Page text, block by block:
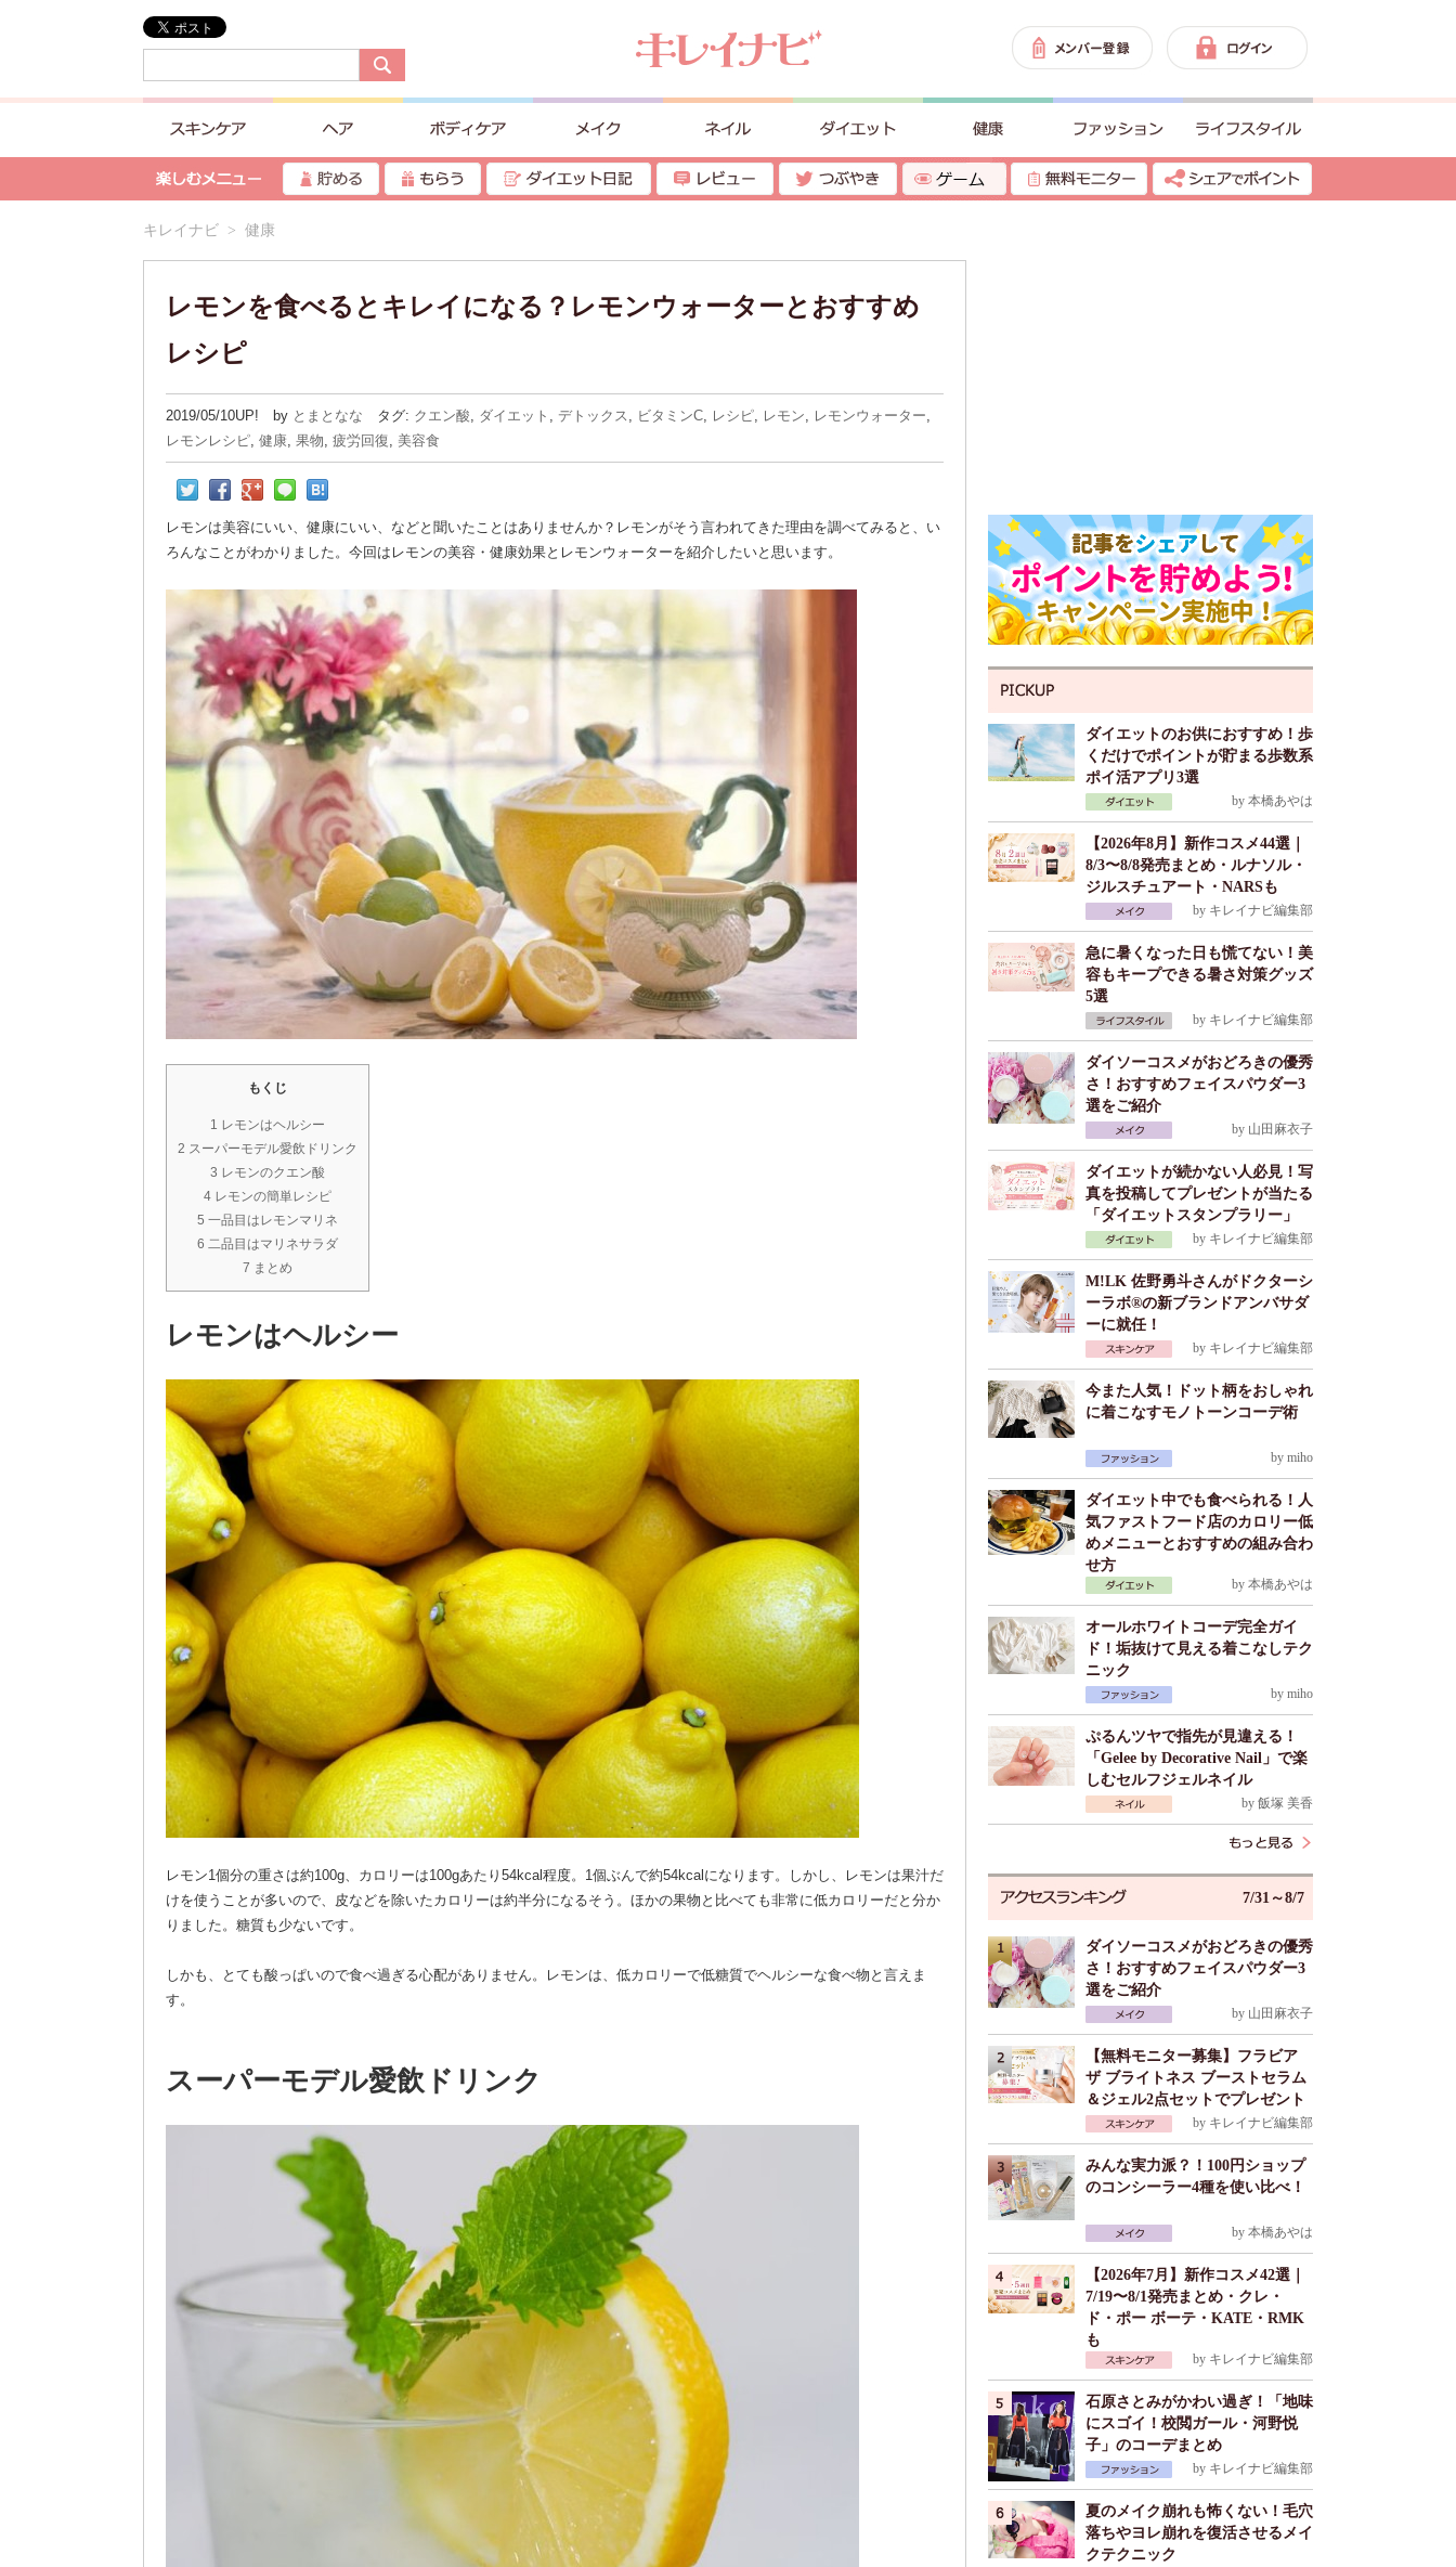
キレイナビ > 健康
レモンを食べるとキレイになる？レモンウォーターとおすすめ
レシピ
2019/05/10UP! by とまとなな タグ: クエン酸, ダイエット , デトックス , ビタミンC, レシピ, レモン, レモンウォーター,
レモンレシピ, 健康, 果物, 疲労回復, 美容食
レモンは美容にいい、健康にいい、などと聞いたことはありませんか？レモンがそう言われてきた理由を調べてみると、い
ろんなことがわかりました。今回はレモンの美容・健康効果とレモンウォーターを紹介したいと思います。
もくじ
1 レモンはヘルシー
2 スーパーモデル愛飲ドリンク
3 レモンのクエン酸
4 レモンの簡単レシピ
5 一品目はレモンマリネ
6 二品目はマリネサラダ
7 まとめ
レモンはヘルシー
レモン1個分の重さは約100g、カロリーは100gあたり54kcal程度。1個ぶんで約54kcalになります。しかし、レモンは果汁だ
けを使うことが多いので、皮などを除いたカロリーは約半分になるそう。ほかの果物と比べても非常に低カロリーだと分か
りました。糖質も少ないです。
しかも、とても酸っぱいので食べ過ぎる心配がありません。レモンは、低カロリーで低糖質でヘルシーな食べ物と言えま
す。
スーパーモデル愛飲ドリンク
ダイエットのお供におすすめ！歩
くだけでポイントが貯まる歩数系
ポイ活アプリ3選
by 本橋あやは
【2026年8月】新作コスメ44選｜
8/3〜8/8発売まとめ・ルナソル・
ジルスチュアート・NARSも
by キレイナビ編集部
急に暑くなった日も慌てない！美
容もキープできる暑さ対策グッズ
5選
by キレイナビ編集部
ダイソーコスメがおどろきの優秀
さ！おすすめフェイスパウダー3
選をご紹介
by 山田麻衣子
ダイエットが続かない人必見！写
真を投稿してプレゼントが当たる
「ダイエットスタンプラリー」
by キレイナビ編集部
M!LK 佐野勇斗さんがドクターシ
ーラボ®の新ブランドアンバサダ
ーに就任！
by キレイナビ編集部
今また人気！ドット柄をおしゃれ
に着こなすモノトーンコーデ術
by miho
ダイエット中でも食べられる！人
気ファストフード店のカロリー低
めメニューとおすすめの組み合わ
せ方
by 本橋あやは
オールホワイトコーデ完全ガイ
ド！垢抜けて見える着こなしテク
ニック
by miho
ぷるんツヤで指先が見違える！
「Gelee by Decorative Nail」で楽
しむセルフジェルネイル
by 飯塚 美香
7/31～8/7
ダイソーコスメがおどろきの優秀
さ！おすすめフェイスパウダー3
選をご紹介
by 山田麻衣子
【無料モニター募集】フラビア
ザ ブライトネス ブーストセラム
＆ジェル2点セットでプレゼント
by キレイナビ編集部
みんな実力派？！100円ショップ
のコンシーラー4種を使い比べ！
by 本橋あやは
【2026年7月】新作コスメ42選｜
7/19〜8/1発売まとめ・クレ・
ド・ポー ボーテ・KATE・RMK
も
by キレイナビ編集部
石原さとみがかわい過ぎ！「地味
にスゴイ！校閲ガール・河野悦
子」のコーデまとめ
by キレイナビ編集部
夏のメイク崩れも怖くない！毛穴
落ちやヨレ崩れを復活させるメイ
クテクニック